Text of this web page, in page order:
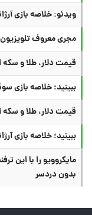
ویدئو: خلاصه بازی آرژانتین ۳ -
مجری معروف
قیمت دلار، طلا و سکه
ببینید؛ خلاصه بازی سوئیس ۰ (۴) - کلمبیا ۰ (۳)
قیمت دلار، طلا و سکه امروز
ببینید؛ خلاصه بازی آرژانتین ۳ - مصر ۲ در
بدون دردسر